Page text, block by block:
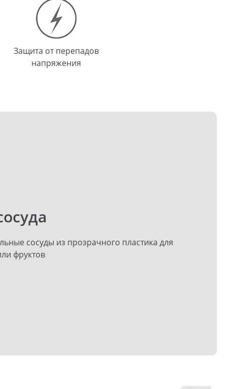
Защита от перепадов
напряжения
сосуды из прозрачного пластика для
фруктов